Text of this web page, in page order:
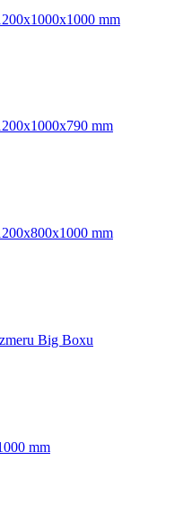
mm
mm
mm
Big Boxu
mm